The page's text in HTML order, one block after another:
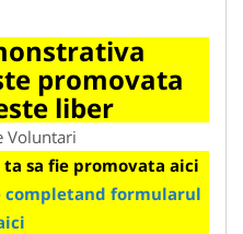
promovata
liber
Voluntari
sa fie promovata aici
completand formularul